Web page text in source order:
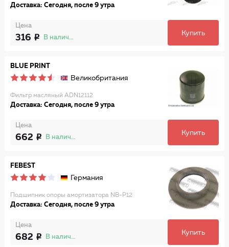
Доставка: Сегодня, после 9 утра
Цена
316 В наличии
Купить
BLUE PRINT
Великобритания
Фильтр масляный ADN12112
Доставка: Сегодня, после 9 утра
Цена
662 В наличии
Купить
FEBEST
Германия
Подшипник опоры амортизатора NB-P12
Доставка: Сегодня, после 9 утра
Цена
682 В наличии
Купить